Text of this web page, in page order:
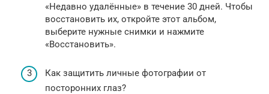
«Недавно удалённые» в течение 30 дней. Чтобы
восстановить их, откройте этот альбом,
выберите нужные снимки и нажмите
«Восстановить».
Как защитить личные фотографии от
посторонних глаз?